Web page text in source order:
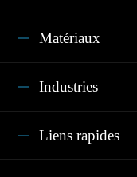
Matériaux
Industries
Liens rapides